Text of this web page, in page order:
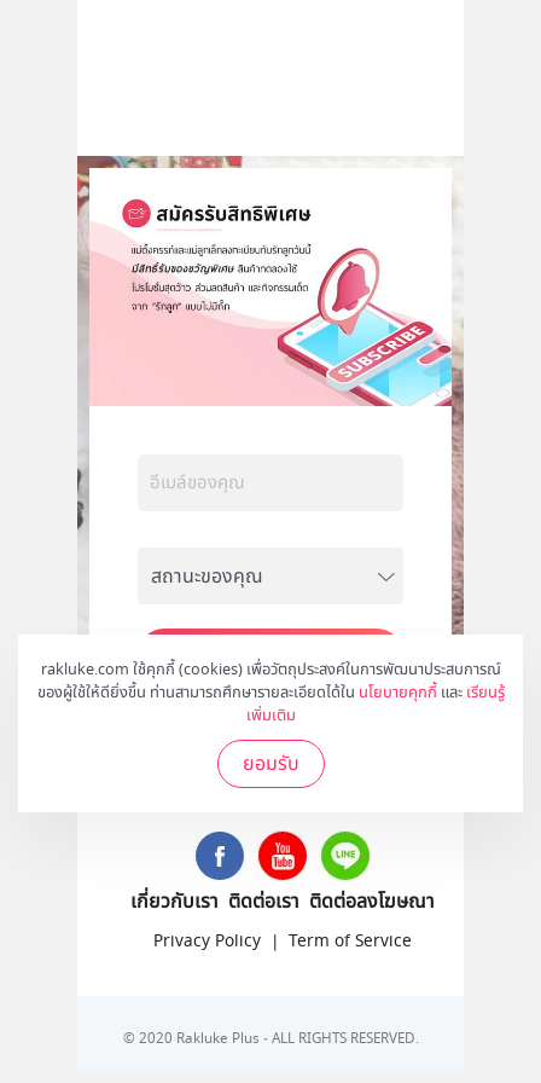
rakluke.com ใช้คุกกี้ (cookies) เพื่อวัตถุประสงค์ในการพัฒนาประสบการณ์
ของผู้ใช้ให้ดียิ่งขึ้น ท่านสามารถศึกษารายละเอียดได้ใน นโยบายคุกกี้ และ เรียนรู้
เพิ่มเติม
ยอมรับ
สมัคร
ติดตามเราได้ที่
เกี่ยวกับเรา ติดต่อเรา ติดต่อลงโฆษณา
Privacy Policy | Term of Service
© 2020 Rakluke Plus - ALL RIGHTS RESERVED.